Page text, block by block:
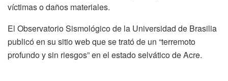
víctimas o daños materiales.
El Observatorio Sismológico de la Universidad de Brasilia
publicó en su sitio web que se trató de un “terremoto
profundo y sin riesgos” en el estado selvático de Acre.